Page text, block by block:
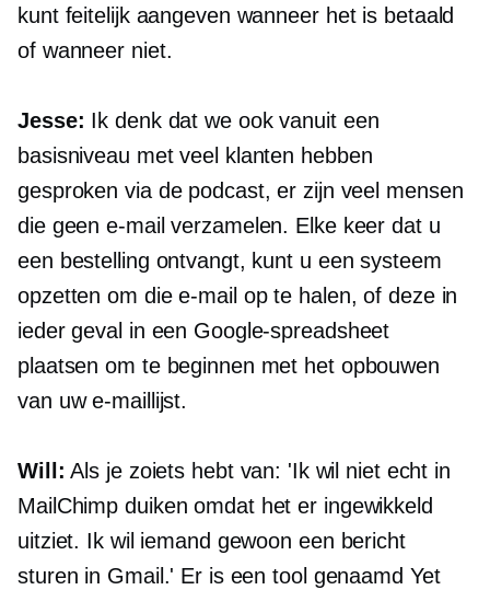
kunt feitelijk aangeven wanneer het is betaald
of wanneer niet.
Jesse: Ik denk dat we ook vanuit een
basisniveau met veel klanten hebben
gesproken via de podcast, er zijn veel mensen
die geen e-mail verzamelen. Elke keer dat u
een bestelling ontvangt, kunt u een systeem
opzetten om die e-mail op te halen, of deze in
ieder geval in een Google-spreadsheet
plaatsen om te beginnen met het opbouwen
van uw e-maillijst.
Will: Als je zoiets hebt van: 'Ik wil niet echt in
MailChimp duiken omdat het er ingewikkeld
uitziet. Ik wil iemand gewoon een bericht
sturen in Gmail.' Er is een tool genaamd Yet